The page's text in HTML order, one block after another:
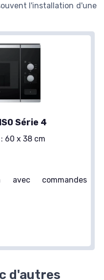
l'installation d'une
Série 4
60 x 38 cm
avec commandes
d'autres